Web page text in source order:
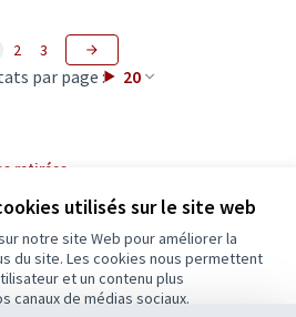
utilisés sur le site web
notre site Web pour améliorer la
du site. Les cookies nous permettent
et un contenu plus
canaux de médias sociaux.
par page : 20
2 3
retirées